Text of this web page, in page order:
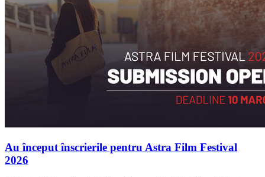
Au început înscrierile pentru Astra Film Festival
2026